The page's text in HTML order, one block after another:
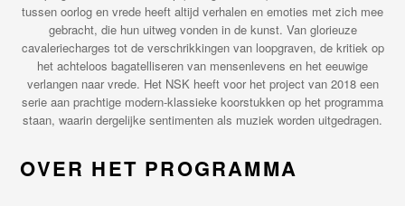
tussen oorlog en vrede heeft altijd verhalen en emoties met zich mee
gebracht, die hun uitweg vonden in de kunst. Van glorieuze
cavaleriecharges tot de verschrikkingen van loopgraven, de kritiek op
het achteloos bagatelliseren van mensenlevens en het eeuwige
verlangen naar vrede. Het NSK heeft voor het project van 2018 een
serie aan prachtige modern-klassieke koorstukken op het programma
staan, waarin dergelijke sentimenten als muziek worden uitgedragen.
OVER HET PROGRAMMA